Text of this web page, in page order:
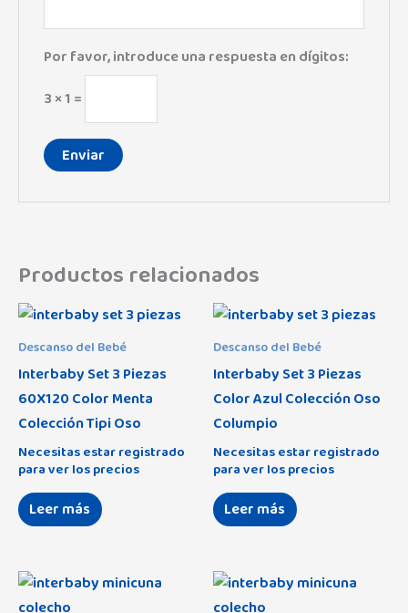
Por favor, introduce una respuesta en dígitos:
3 × 1 =
Productos relacionados
Descanso del Bebé
Interbaby Set 3 Piezas
60X120 Color Menta
Colección Tipi Oso
Necesitas estar registrado
para ver los precios
Leer más
Descanso del Bebé
Interbaby Set 3 Piezas
Color Azul Colección Oso
Columpio
Necesitas estar registrado
para ver los precios
Leer más